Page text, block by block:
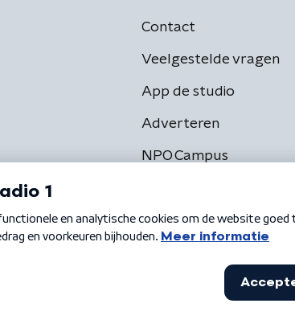
Contact
Veelgestelde vragen
App de studio
Adverteren
NPO Campus
Privacybeleid